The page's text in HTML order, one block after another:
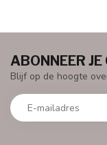
ABONNEER
Blijf op de hoogte